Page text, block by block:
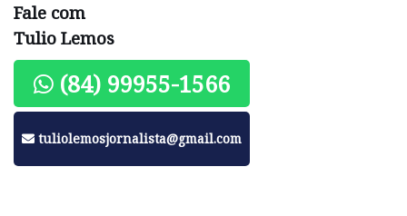
Fale com
Tulio Lemos
(84) 99955-1566
tuliolemosjornalista@gmail.com